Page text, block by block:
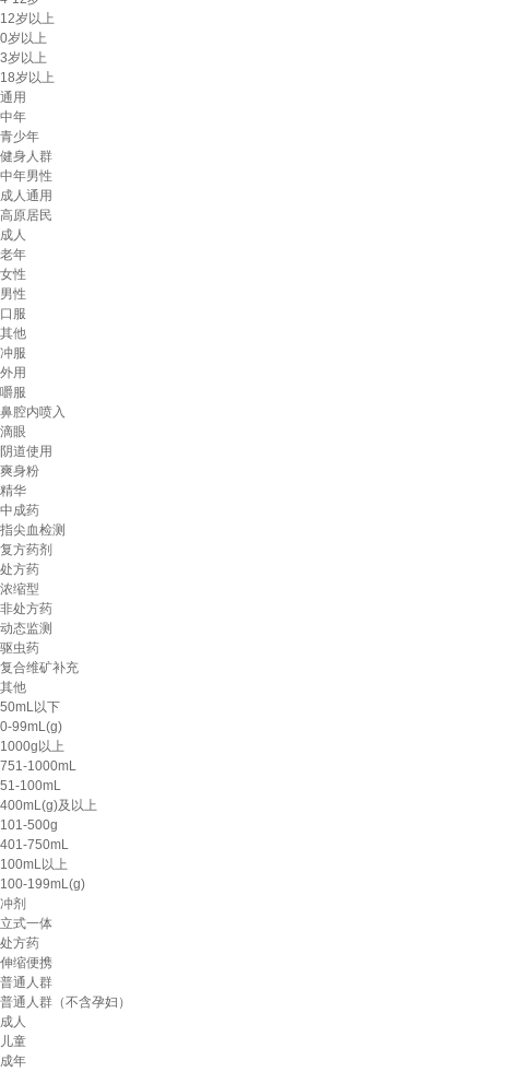
12岁以上
0岁以上
3岁以上
18岁以上
通用
中年
青少年
健身人群
中年男性
成人通用
高原居民
成人
老年
女性
男性
口服
其他
冲服
外用
嚼服
鼻腔内喷入
滴眼
阴道使用
爽身粉
精华
中成药
指尖血检测
复方药剂
处方药
浓缩型
非处方药
动态监测
驱虫药
复合维矿补充
其他
50mL以下
0-99mL(g)
1000g以上
751-1000mL
51-100mL
400mL(g)及以上
101-500g
401-750mL
100mL以上
100-199mL(g)
冲剂
立式一体
处方药
伸缩便携
普通人群
普通人群（不含孕妇）
成人
儿童
成年